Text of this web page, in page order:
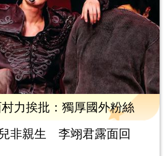
力挨批：獨厚國外粉絲
非親生 李翊君露面回